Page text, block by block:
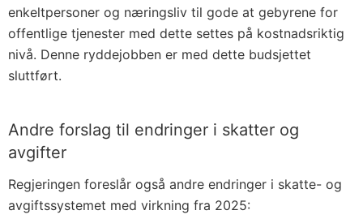
enkeltpersoner og næringsliv til gode at gebyrene for
offentlige tjenester med dette settes på kostnadsriktig
nivå. Denne ryddejobben er med dette budsjettet
sluttført.
Andre forslag til endringer i skatter og
avgifter
Regjeringen foreslår også andre endringer i skatte- og
avgiftssystemet med virkning fra 2025: